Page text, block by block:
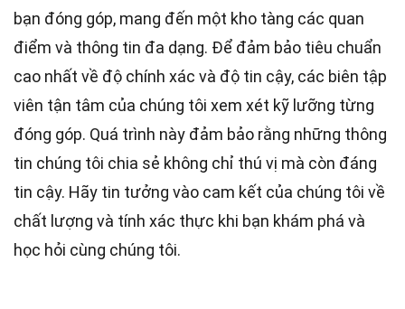
bạn đóng góp, mang đến một kho tàng các quan
điểm và thông tin đa dạng. Để đảm bảo tiêu chuẩn
cao nhất về độ chính xác và độ tin cậy, các biên tập
viên tận tâm của chúng tôi xem xét kỹ lưỡng từng
đóng góp. Quá trình này đảm bảo rằng những thông
tin chúng tôi chia sẻ không chỉ thú vị mà còn đáng
tin cậy. Hãy tin tưởng vào cam kết của chúng tôi về
chất lượng và tính xác thực khi bạn khám phá và
học hỏi cùng chúng tôi.